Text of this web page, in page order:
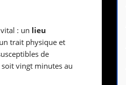
: un lieu
trait physique et
de
vingt minutes au